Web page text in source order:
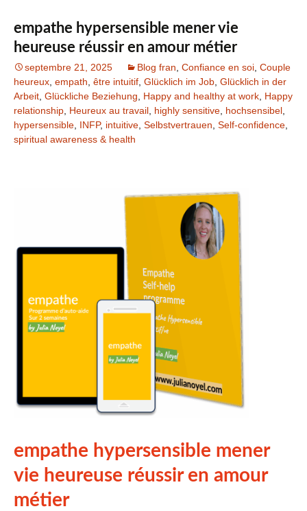
empathe hypersensible mener vie
heureuse réussir en amour métier
septembre 21, 2025 Blog fran Confiance en soi Couple
heureux empath être intuitif Glücklich im Job Glücklich in der
Arbeit Glückliche Beziehung Happy and healthy at work Happy
relationship Heureux au travail highly sensitive hochsensibel
hypersensible INFP, intuitive Selbstvertrauen Self-confidence
spiritual awareness & health
empathe hypersensible mener
vie heureuse réussir en amour
métier